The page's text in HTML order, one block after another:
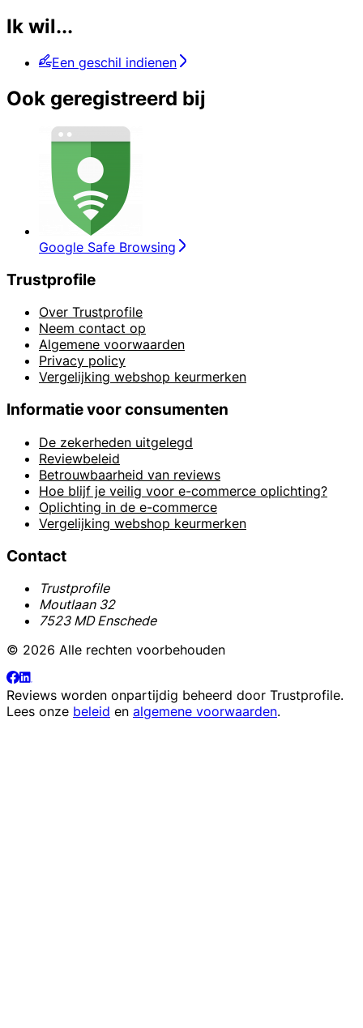
Ik wil...
Een geschil indienen
Ook geregistreerd bij
Google Safe Browsing
Trustprofile
Over Trustprofile
Neem contact op
Algemene voorwaarden
Privacy policy
Vergelijking webshop keurmerken
Informatie voor consumenten
De zekerheden uitgelegd
Reviewbeleid
Betrouwbaarheid van reviews
Hoe blijf je veilig voor e-commerce oplichting?
Oplichting in de e-commerce
Vergelijking webshop keurmerken
Contact
Trustprofile
Moutlaan 32
7523 MD Enschede
© 2026 Alle rechten voorbehouden
Reviews worden onpartijdig beheerd door Trustprofile.
Lees onze beleid en algemene voorwaarden.